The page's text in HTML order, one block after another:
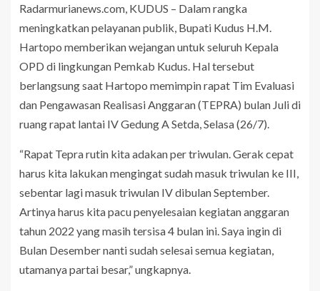
Radarmurianews.com, KUDUS – Dalam rangka
meningkatkan pelayanan publik, Bupati Kudus H.M.
Hartopo memberikan wejangan untuk seluruh Kepala
OPD di lingkungan Pemkab Kudus. Hal tersebut
berlangsung saat Hartopo memimpin rapat Tim Evaluasi
dan Pengawasan Realisasi Anggaran (TEPRA) bulan Juli di
ruang rapat lantai IV Gedung A Setda, Selasa (26/7).
“Rapat Tepra rutin kita adakan per triwulan. Gerak cepat
harus kita lakukan mengingat sudah masuk triwulan ke III,
sebentar lagi masuk triwulan IV dibulan September.
Artinya harus kita pacu penyelesaian kegiatan anggaran
tahun 2022 yang masih tersisa 4 bulan ini. Saya ingin di
Bulan Desember nanti sudah selesai semua kegiatan,
utamanya partai besar,” ungkapnya.